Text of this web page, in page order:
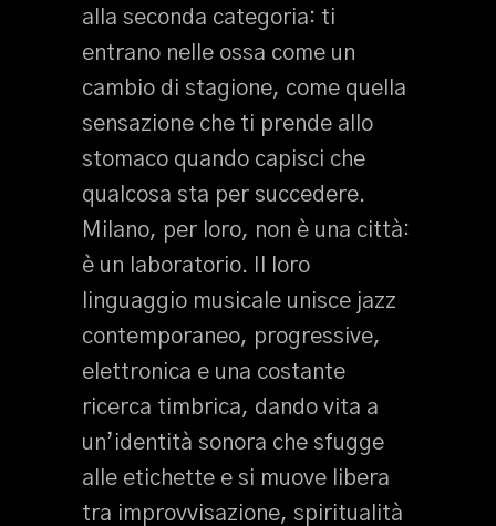
alla seconda categoria: ti
entrano nelle ossa come un
cambio di stagione, come quella
sensazione che ti prende allo
stomaco quando capisci che
qualcosa sta per succedere.
Milano, per loro, non è una città:
è un laboratorio. Il loro
linguaggio musicale unisce jazz
contemporaneo, progressive,
elettronica e una costante
ricerca timbrica, dando vita a
un’identità sonora che sfugge
alle etichette e si muove libera
tra improvvisazione, spiritualità